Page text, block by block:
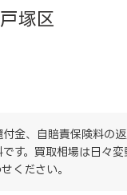
塚区
金、自賠責保険料の
す。買取相場は日々
ください。